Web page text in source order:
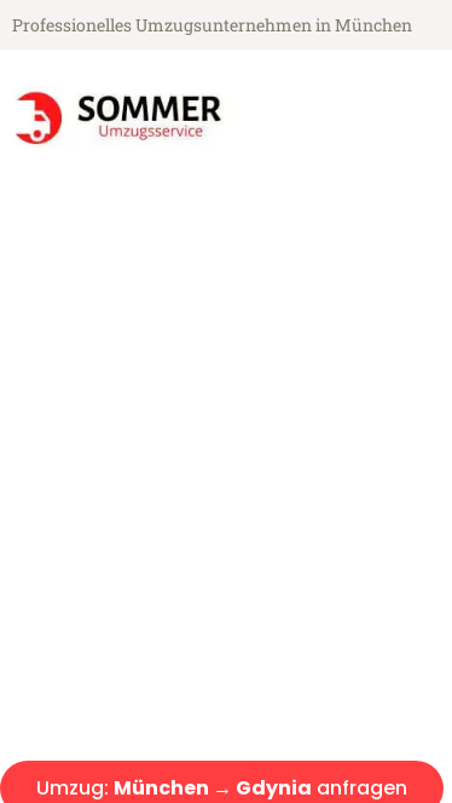
Professionelles Umzugsunternehmen in München
Umzug: München → Gdynia anfragen